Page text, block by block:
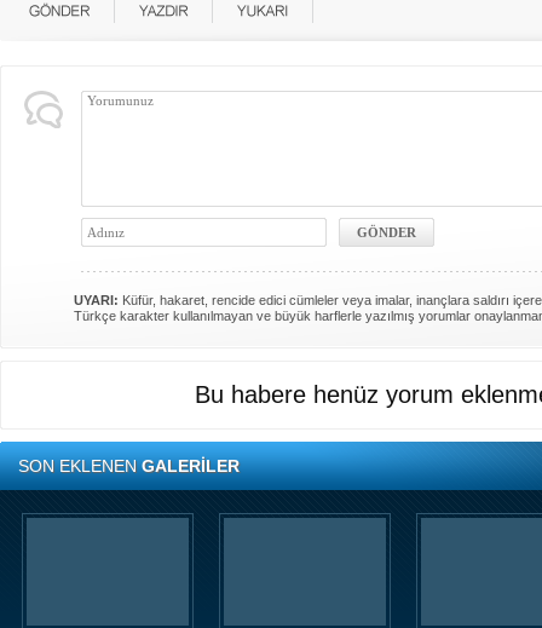
UYARI: Küfür, hakaret, rencide edici cümleler veya imalar, inançlara saldırı
Türkçe karakter kullanılmayan ve büyük harflerle yazılmış yorumlar
Bu habere henüz yorum
SON EKLENENGALERİLER